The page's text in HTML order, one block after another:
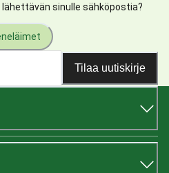
sinulle sähköpostia?
Tilaa uutiskirje